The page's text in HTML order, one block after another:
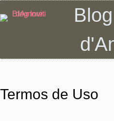
para
Termos de Uso